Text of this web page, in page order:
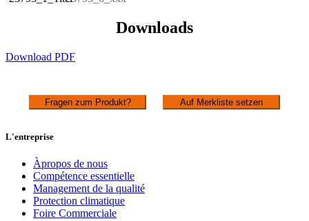
Downloads
Download PDF
Fragen zum Produkt? Auf Merkliste setzen
L'entreprise
Àpropos de nous
Compétence essentielle
Management de la qualité
Protection climatique
Foire Commerciale